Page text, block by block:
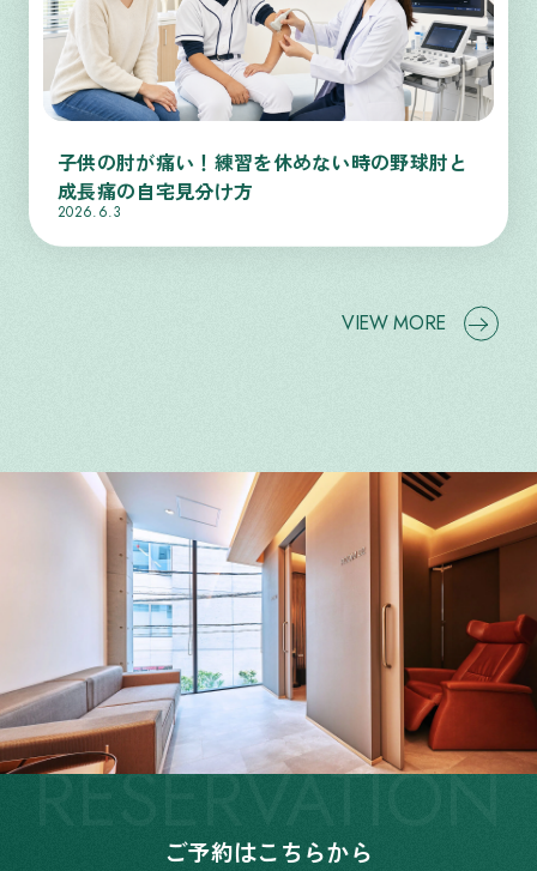
子供の肘が痛い！練習を休めない時の野球肘と
成長痛の自宅見分け方
2026.6.3
VIEW MORE
RESERVATION
ご予約はこちらから